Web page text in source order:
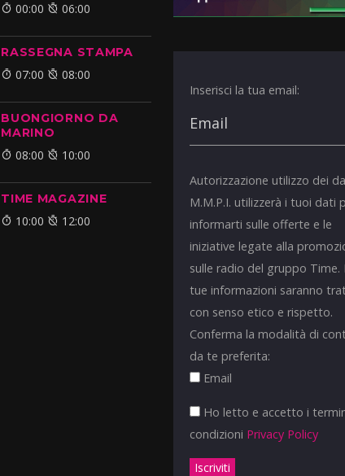
00:00 06:00
RASSEGNA STAMPA
07:00 08:00
BUONGIORNO DA
MARINO
08:00 10:00
TIME MAGAZINE
10:00 12:00
Inserisci la tua email:
Autorizzazione utilizzo dei
M.M.P.I. utilizzerà i tuoi dati
informarti sulle offerte e le
iniziative legate alla
sulle radio del gruppo Time.
tue informazioni saranno
con senso etico e rispetto.
Conferma la modalità di
da te preferita:
Email
Ho letto e accetto i
condizioni Privacy Policy